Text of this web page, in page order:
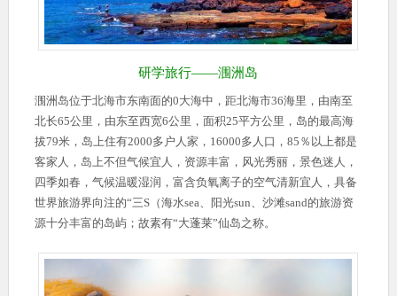
研学旅行——涠洲岛
涠洲岛位于北海市东南面的0大海中，距北海市36海里，由南至
北长65公里，由东至西宽6公里，面积25平方公里，岛的最高海
拔79米，岛上住有2000多户人家，16000多人口，85％以上都是
客家人，岛上不但气候宜人，资源丰富，风光秀丽，景色迷人，
四季如春，气候温暖湿润，富含负氧离子的空气清新宜人，具备
世界旅游界向注的“三S（海水sea、阳光sun、沙滩sand的旅游资
源十分丰富的岛屿；故素有“大蓬莱”仙岛之称。